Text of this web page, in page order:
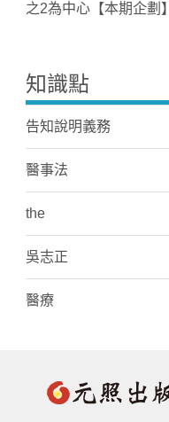
之2為中心【本期企劃】
知識點
告知說明義務
醫事法
the
吳志正
醫療